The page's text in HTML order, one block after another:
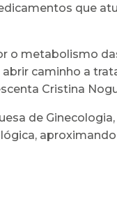
que
o metabolismo
caminho a
Cristina
de